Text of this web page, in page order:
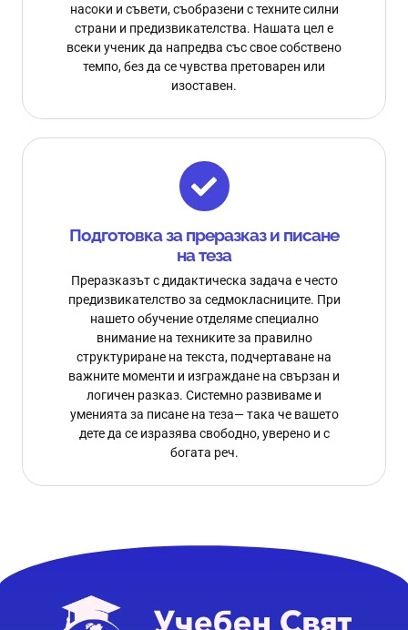
насоки и съвети, съобразени с техните силни
страни и предизвикателства. Нашата цел е
всеки ученик да напредва със свое собствено
темпо, без да се чувства претоварен или
изоставен.
Подготовка за преразказ и писане
на теза
Преразказът с дидактическа задача е често
предизвикателство за седмокласниците. При
нашето обучение отделяме специално
внимание на техниките за правилно
структуриране на текста, подчертаване на
важните моменти и изграждане на свързан и
логичен разказ. Системно развиваме и
уменията за писане на теза— така че вашето
дете да се изразява свободно, уверено и с
богата реч.